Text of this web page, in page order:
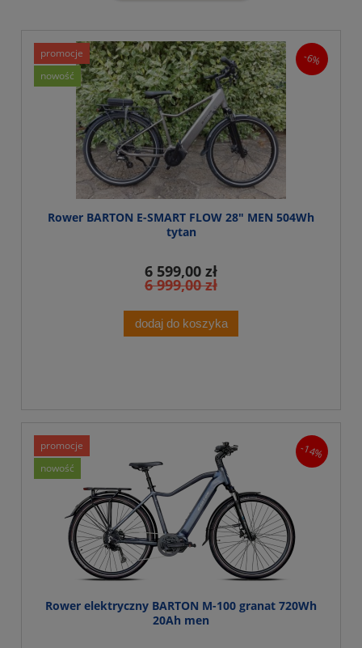
Rower BARTON E-SMART FLOW 28" MEN 504Wh
tytan
6 599,00 zł
6 999,00 zł
dodaj do koszyka
promocje
nowość
-6%
Rower elektryczny BARTON M-100 granat 720Wh
20Ah men
promocje
nowość
-14%